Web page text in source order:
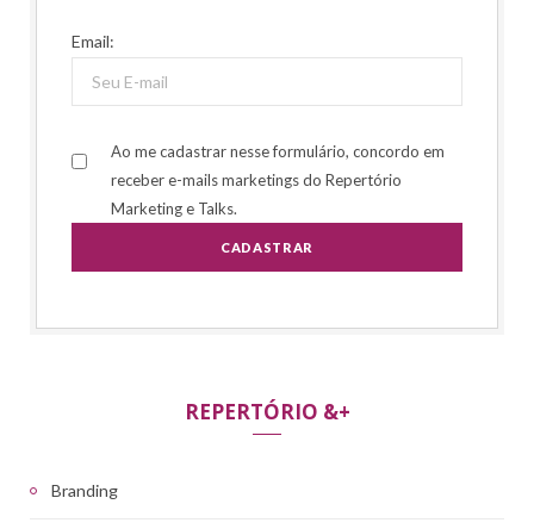
Email:
Ao me cadastrar nesse formulário, concordo em
receber e-mails marketings do Repertório
Marketing e Talks.
REPERTÓRIO &+
Branding